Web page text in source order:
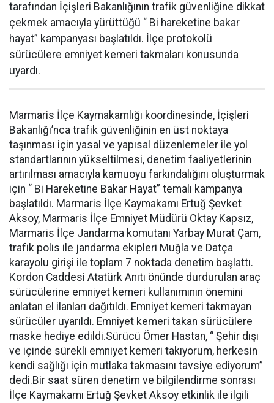
tarafından İçişleri Bakanlığının trafik güvenliğine dikkat
çekmek amacıyla yürüttüğü “ Bi hareketine bakar
hayat” kampanyası başlatıldı. İlçe protokolü
sürücülere emniyet kemeri takmaları konusunda
uyardı.
Marmaris İlçe Kaymakamlığı koordinesinde, İçişleri
Bakanlığı’nca trafik güvenliğinin en üst noktaya
taşınması için yasal ve yapısal düzenlemeler ile yol
standartlarının yükseltilmesi, denetim faaliyetlerinin
artırılması amacıyla kamuoyu farkındalığını oluşturmak
için “ Bi Hareketine Bakar Hayat” temalı kampanya
başlatıldı. Marmaris İlçe Kaymakamı Ertuğ Şevket
Aksoy, Marmaris İlçe Emniyet Müdürü Oktay Kapsız,
Marmaris İlçe Jandarma komutanı Yarbay Murat Çam,
trafik polis ile jandarma ekipleri Muğla ve Datça
karayolu girişi ile toplam 7 noktada denetim başlattı.
Kordon Caddesi Atatürk Anıtı önünde durdurulan araç
sürücülerine emniyet kemeri kullanımının önemini
anlatan el ilanları dağıtıldı. Emniyet kemeri takmayan
sürücüler uyarıldı. Emniyet kemeri takan sürücülere
maske hediye edildi.Sürücü Ömer Hastan, “ Şehir dışı
ve içinde sürekli emniyet kemeri takıyorum, herkesin
kendi sağlığı için mutlaka takmasını tavsiye ediyorum”
dedi.Bir saat süren denetim ve bilgilendirme sonrası
İlçe Kaymakamı Ertuğ Şevket Aksoy etkinlik ile ilgili